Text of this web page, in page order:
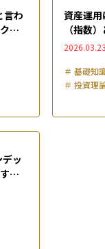
言わ
ス
と
資産運
（指数
と投資
＃ 基礎知
＃ 投資理
ッ
ベ